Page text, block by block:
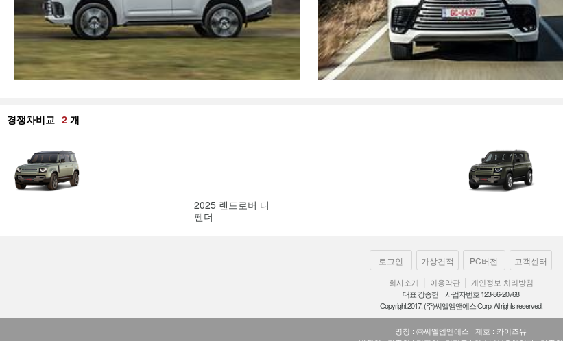
경쟁차비교 2 개
2025 랜드로버 디
펜더
로그인 가상견적 PC버전 고객센터
회사소개 | 이용약관 | 개인정보 처리방침
대표 강종헌 | 사업자번호 123-86-20768
Copyright 2017. (주)씨엘엠앤에스 Corp. All rights reserved.
명칭 : ㈜씨엘엠앤에스 | 제호 : 카이즈유